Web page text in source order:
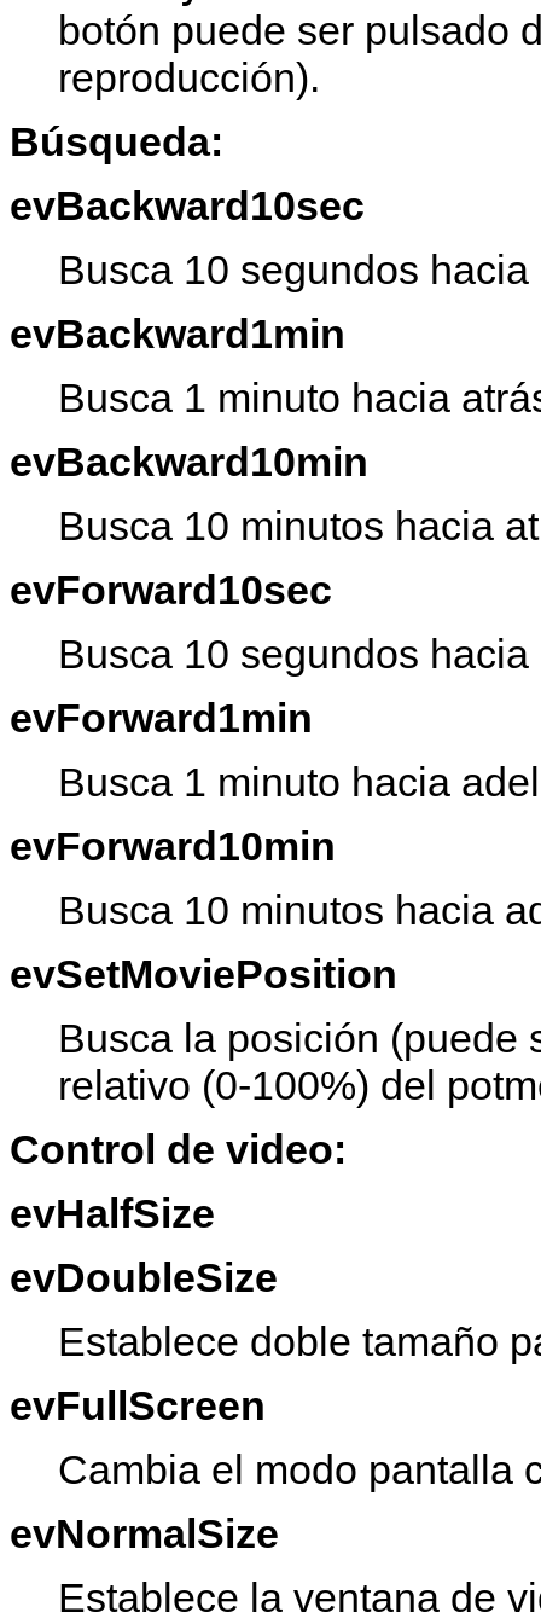
botón puede ser pulsado
reproducción).
Búsqueda:
evBackward10sec
Busca 10 segundos hacia
evBackward1min
Busca 1 minuto hacia
evBackward10min
Busca 10 minutos hacia
evForward10sec
Busca 10 segundos
evForward1min
Busca 1 minuto hacia
evForward10min
Busca 10 minutos hacia
evSetMoviePosition
Busca la posición (puede
relativo (0-100%) del
Control de video:
evHalfSize
evDoubleSize
Establece doble tamaño
evFullScreen
Cambia el modo pantalla
evNormalSize
Establece la ventana de